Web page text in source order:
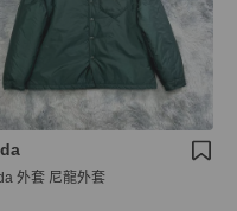
外套 尼龍外套